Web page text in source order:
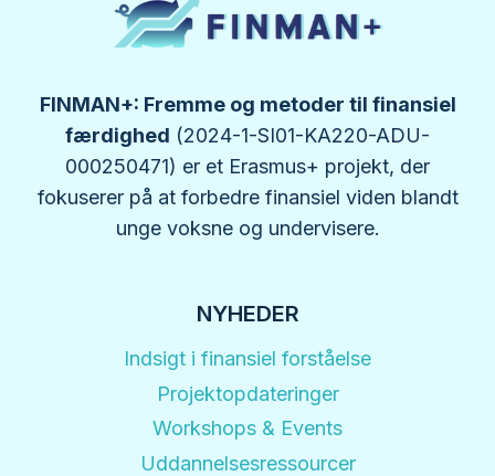
FINMAN+: Fremme og metoder til finansiel
færdighed (2024-1-SI01-KA220-ADU-
000250471) er et Erasmus+ projekt, der
fokuserer på at forbedre finansiel viden blandt
unge voksne og undervisere.
NYHEDER
Indsigt i finansiel forståelse
Projektopdateringer
Workshops & Events
Uddannelsesressourcer